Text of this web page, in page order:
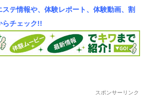
a
テ情報や、体験レポート、体験動画、割
らチェック!!
スポンサーリンク